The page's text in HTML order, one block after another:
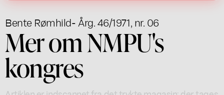
Bente Rømhild- Årg. 46/1971, nr. 06
Mer om NMPU's
kongres